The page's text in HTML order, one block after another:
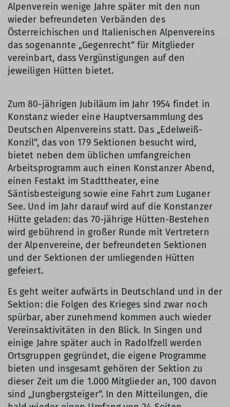
Alpenverein wenige Jahre später mit den nun
wieder befreundeten Verbänden des
Österreichischen und Italienischen Alpenvereins
das sogenannte „Gegenrecht“ für Mitglieder
vereinbart, dass Vergünstigungen auf den
jeweiligen Hütten bietet.
Zum 80-jährigen Jubiläum im Jahr 1954 findet in
Konstanz wieder eine Hauptversammlung des
Deutschen Alpenvereins statt. Das „Edelweiß-
Konzil“, das von 179 Sektionen besucht wird,
bietet neben dem üblichen umfangreichen
Arbeitsprogramm auch einen Konstanzer Abend,
einen Festakt im Stadttheater, eine
Säntisbesteigung sowie eine Fahrt zum Luganer
See. Und im Jahr darauf wird auf die Konstanzer
Hütte geladen: das 70-jährige Hütten-Bestehen
wird gebührend in großer Runde mit Vertretern
der Alpenvereine, der befreundeten Sektionen
und der Sektionen der umliegenden Hütten
gefeiert.
Es geht weiter aufwärts in Deutschland und in der
Sektion: die Folgen des Krieges sind zwar noch
spürbar, aber zunehmend kommen auch wieder
Vereinsaktivitäten in den Blick. In Singen und
einige Jahre später auch in Radolfzell werden
Ortsgruppen gegründet, die eigene Programme
bieten und insgesamt gehören der Sektion zu
dieser Zeit um die 1.000 Mitglieder an, 100 davon
sind „Jungbergsteiger“. In den Mitteilungen, die